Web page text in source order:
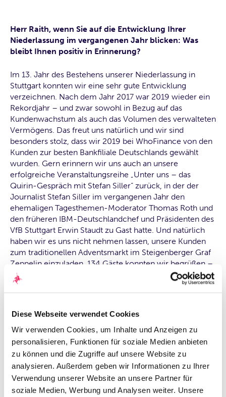
Diese Webseite verwendet Cookies
Wir verwenden Cookies, um Inhalte und Anzeigen zu
personalisieren, Funktionen für soziale Medien anbieten
zu können und die Zugriffe auf unsere Website zu
analysieren. Außerdem geben wir Informationen zu Ihrer
Verwendung unserer Website an unsere Partner für
soziale Medien, Werbung und Analysen weiter. Unsere
Herr Raith, wenn Sie auf die Entwicklung Ihrer
Niederlassung im vergangenen Jahr blicken: Was
bleibt Ihnen positiv in Erinnerung?
Im 13. Jahr des Bestehens unserer Niederlassung in
Stuttgart konnten wir eine sehr gute Entwicklung
verzeichnen. Nach dem Jahr 2017 war 2019 wieder ein
Rekordjahr – und zwar sowohl in Bezug auf das
Kundenwachstum als auch das Volumen des verwalteten
Vermögens. Das freut uns natürlich und wir sind
besonders stolz, dass wir 2019 bei WhoFinance von den
Kunden zur besten Bankfiliale Deutschlands gewählt
wurden. Gern erinnern wir uns auch an unsere
erfolgreiche Veranstaltungsreihe „Unter uns – das
Quirin-Gespräch mit Stefan Siller“ zurück, in der der
Journalist Stefan Siller im vergangenen Jahr den
ehemaligen Tagesthemen-Moderator Thomas Roth und
den früheren IBM-Deutschlandchef und Präsidenten des
VfB Stuttgart Erwin Staudt zu Gast hatte. Und natürlich
haben wir es uns nicht nehmen lassen, unsere Kunden
zum traditionellen Adventsmarkt im Steigenberger Graf
Zeppelin einzuladen. 134 Gäste konnten wir begrüßen –
darunter auch den Vorstandschef der Quirin Privatbank
Karl Matthäus Schmidt.